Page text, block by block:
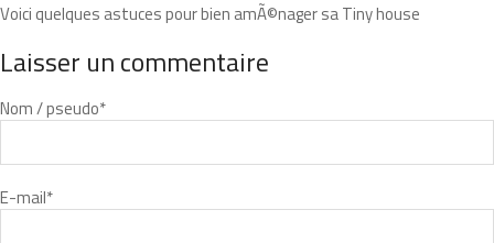
Voici quelques astuces pour bien amÃ©nager sa Tiny house
Laisser un commentaire
Nom / pseudo*
E-mail*